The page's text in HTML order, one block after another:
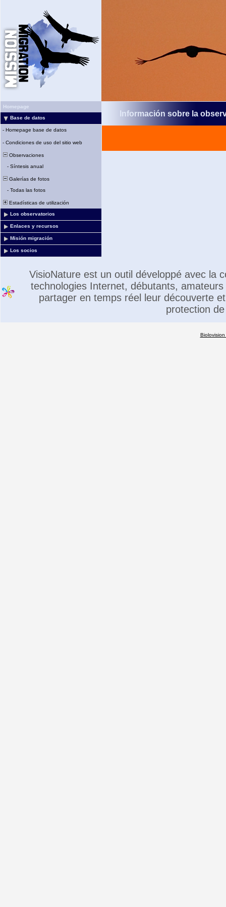
Homepage
Base de datos
- Homepage base de datos
- Condiciones de uso del sitio web
Observaciones
- Síntesis anual
Galerías de fotos
- Todas las fotos
Estadísticas de utilización
Los observatorios
Enlaces y recursos
Misión migración
Los socios
Información sobre la
VisioNature est un outil développé avec la
technologies Internet, débutants,
partager en temps réel leur découverte
protection
Biolovision